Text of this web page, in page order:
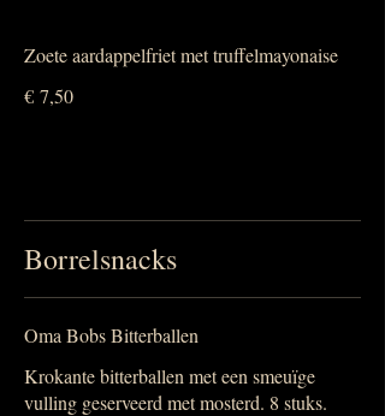
Zoete aardappelfriet met truffelmayonaise
€ 7,50
Borrelsnacks
Oma Bobs Bitterballen
Krokante bitterballen met een smeuïge
vulling geserveerd met mosterd. 8 stuks.